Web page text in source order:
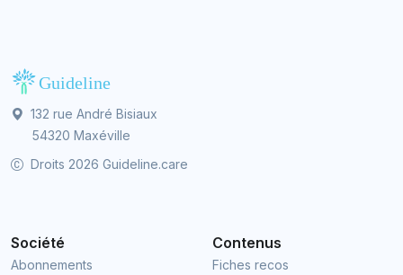
132 rue André Bisiaux
54320 Maxéville
Droits 2026 Guideline.care
Société
Abonnements
Contenus
Fiches recos